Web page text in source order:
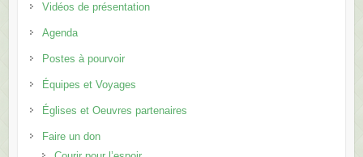
Vidéos de présentation
Agenda
Postes à pourvoir
Équipes et Voyages
Églises et Oeuvres partenaires
Faire un don